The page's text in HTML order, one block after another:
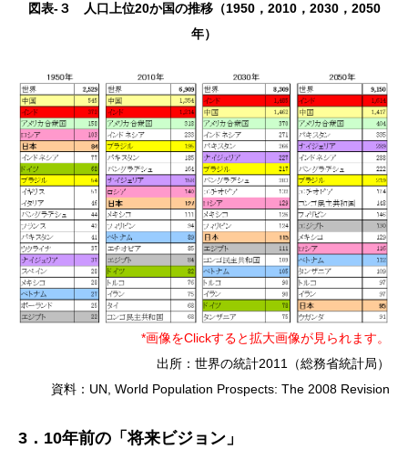
図表-３ 人口上位20か国の推移（1950，2010，2030，2050
年）
*画像をClickすると拡大画像が見られます。
出所：世界の統計2011（総務省統計局）
資料：UN, World Population Prospects: The 2008 Revision
3．10年前の「将来ビジョン」